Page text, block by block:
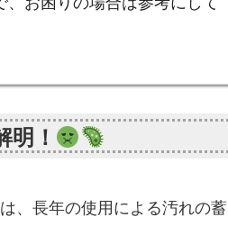
！
、長年の使用による汚れの蓄